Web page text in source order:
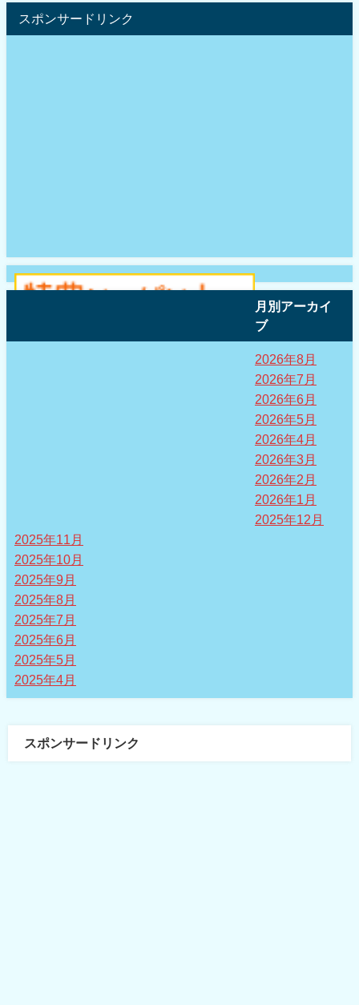
スポンサードリンク
月別アーカイ
ブ
2026年8月
2026年7月
2026年6月
2026年5月
2026年4月
2026年3月
2026年2月
2026年1月
2025年12月
2025年11月
2025年10月
2025年9月
2025年8月
2025年7月
2025年6月
2025年5月
2025年4月
スポンサードリンク